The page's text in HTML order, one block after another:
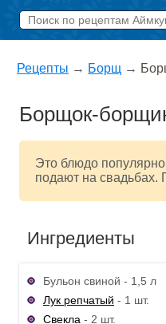
Рецепты → Борщ →
Борщок-
Это блюдо
подают на свадьбах.
Ингредиенты
Бульон свиной - 1,5 л
Лук репчатый - 1 шт.
Свекла - 2 шт.